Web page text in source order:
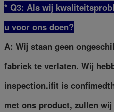
* Q3: Als wij
u voor ons doen?
A: Wij staan geen
fabriek te verlaten. Wij
inspection.ifit is
met ons product, zullen